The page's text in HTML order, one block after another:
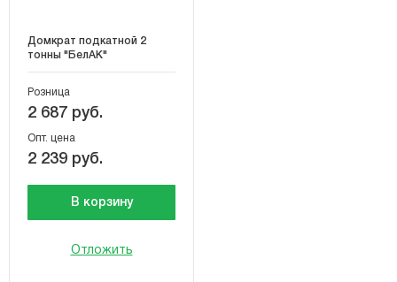
Домкрат подкатной 2
тонны "БелАК"
Розница
2 687 руб.
Опт. цена
2 239 руб.
В корзину
Отложить